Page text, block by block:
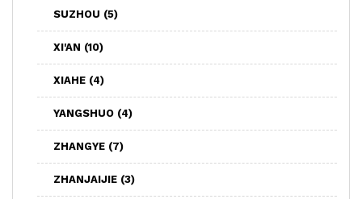
SUZHOU (5)
XI'AN (10)
XIAHE (4)
YANGSHUO (4)
ZHANGYE (7)
ZHANJAIJIE (3)